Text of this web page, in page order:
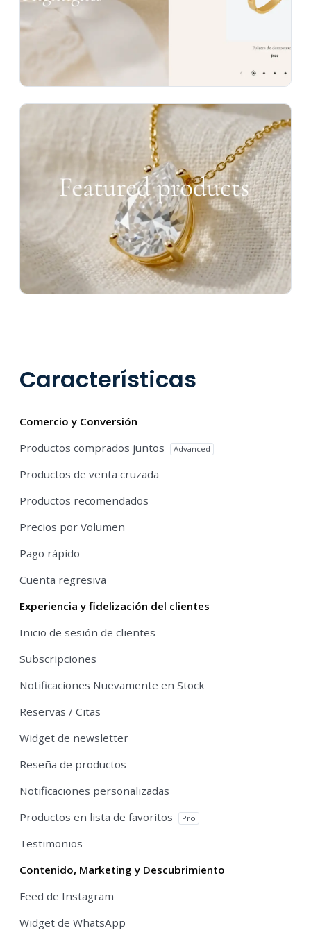
Características
Comercio y Conversión
Productos comprados juntos
Advanced
Productos de venta cruzada
Productos recomendados
Precios por Volumen
Pago rápido
Cuenta regresiva
Experiencia y fidelización del clientes
Inicio de sesión de clientes
Subscripciones
Notificaciones Nuevamente en Stock
Reservas / Citas
Widget de newsletter
Reseña de productos
Notificaciones personalizadas
Productos en lista de favoritos
Pro
Testimonios
Contenido, Marketing y Descubrimiento
Feed de Instagram
Widget de WhatsApp